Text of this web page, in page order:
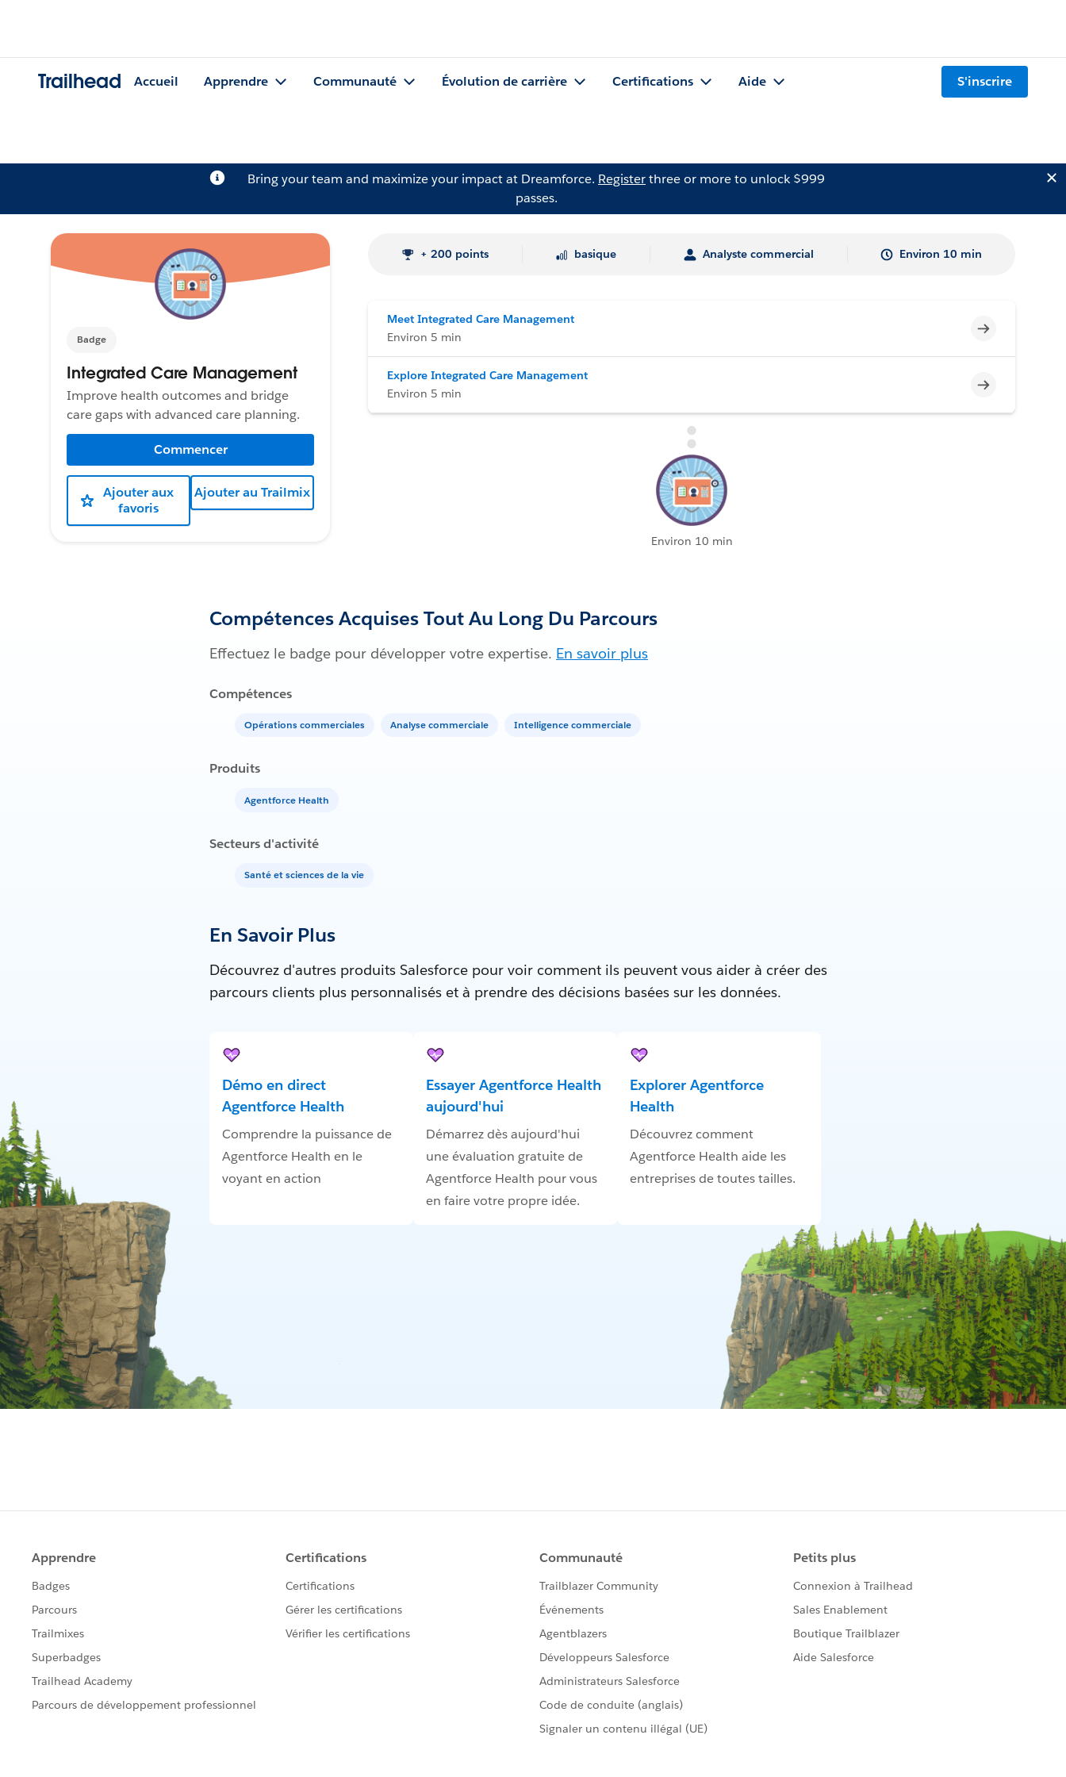
Trailhead Accueil Apprendre Communauté Évolution de carrière Certifications Aide S'inscrire
Bring your team and maximize your impact at Dreamforce. Registerthree or more to unlock $999
passes.
Badge
Integrated Care Management
Improve health outcomes and bridge
care gaps with advanced care planning.
Commencer
Ajouter aux
favoris
Ajouter au Trailmix
+ 200 points basique Analyste commercial Environ 10 min
Meet Integrated Care Management
Environ 5 min
Incomplet
Explore Integrated Care Management
Environ 5 min
Incomplet
Environ 10 min
Compétences Acquises Tout Au Long Du Parcours
Effectuez le badge pour développer votre expertise. En savoir plus
Compétences
Opérations commerciales Analyse commerciale Intelligence commerciale
Produits
Agentforce Health
Secteurs d'activité
Santé et sciences de la vie
En Savoir Plus
Découvrez d'autres produits Salesforce pour voir comment ils peuvent vous aider à créer des
parcours clients plus personnalisés et à prendre des décisions basées sur les données.
Démo en direct
Agentforce Health
Comprendre la puissance de
Agentforce Health en le
voyant en action
Essayer Agentforce Health
aujourd'hui
Démarrez dès aujourd'hui
une évaluation gratuite de
Agentforce Health pour vous
en faire votre propre idée.
Explorer Agentforce
Health
Découvrez comment
Agentforce Health aide les
entreprises de toutes tailles.